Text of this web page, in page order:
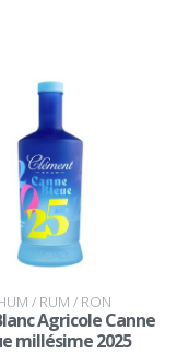
/ RUM / RON
Agricole Canne
millésime 2025